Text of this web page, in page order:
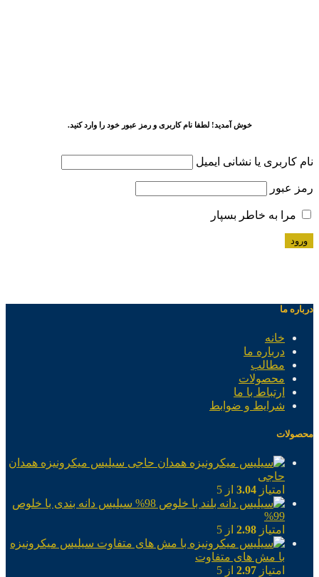
خوش آمدید! لطفا نام کاربری و رمز عبور خود را وارد کنید.
نام کاربری یا نشانی ایمیل
رمز عبور
مرا به خاطر بسپار
درباره ما
خانه
درباره ما
مطالب
محصولات
ارتباط با ما
شرایط و ضوابط
محصولات
سیلیس میکرونیزه همدان
حاجی
امتیاز 3.04 از 5
سیلیس دانه بندی با خلوص
99%
امتیاز 2.98 از 5
سیلیس میکرونیزه
با مش های متفاوت
امتیاز 2.97 از 5